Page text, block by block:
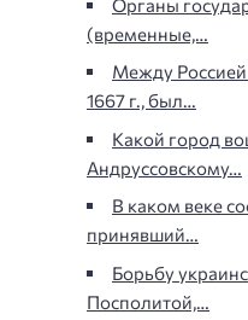
Органы
(временные,…
Между
1667 г., был…
Какой город
Андруссовскому…
В каком веке
принявший…
Борьбу
Посполитой,…